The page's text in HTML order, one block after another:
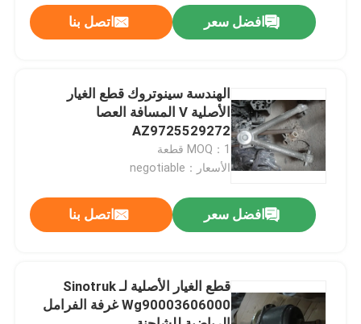
جولة في المعمل
اتصل بنا
أخبار
طلب اقتباس
قطع غيار الكمون
افضل سعر اتصل بنا
الهندسة سينوتروك قطع الغيار
الأصلية V المسافة العصا
AZ9725529272
MOQ：1 قطعة
الأسعار：negotiable
افضل سعر اتصل بنا
قطع الغيار الأصلية لـ Sinotruk
Wg90003606000 غرفة الفرامل